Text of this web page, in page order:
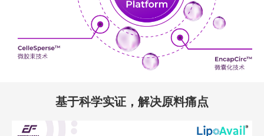
基于科学实证，解决原料痛点